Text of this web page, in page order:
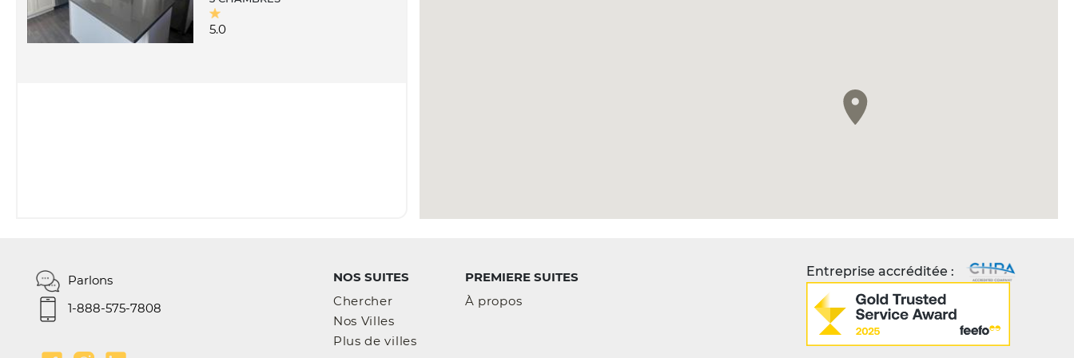
5.0
Parlons
1-888-575-7808
NOS SUITES
Chercher
Nos Villes
Plus de villes
PREMIERE SUITES
À propos
Entreprise accréditée :